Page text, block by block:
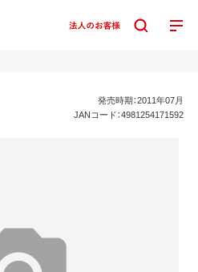
発売時期：2011年07月
JANコード：4981254171592